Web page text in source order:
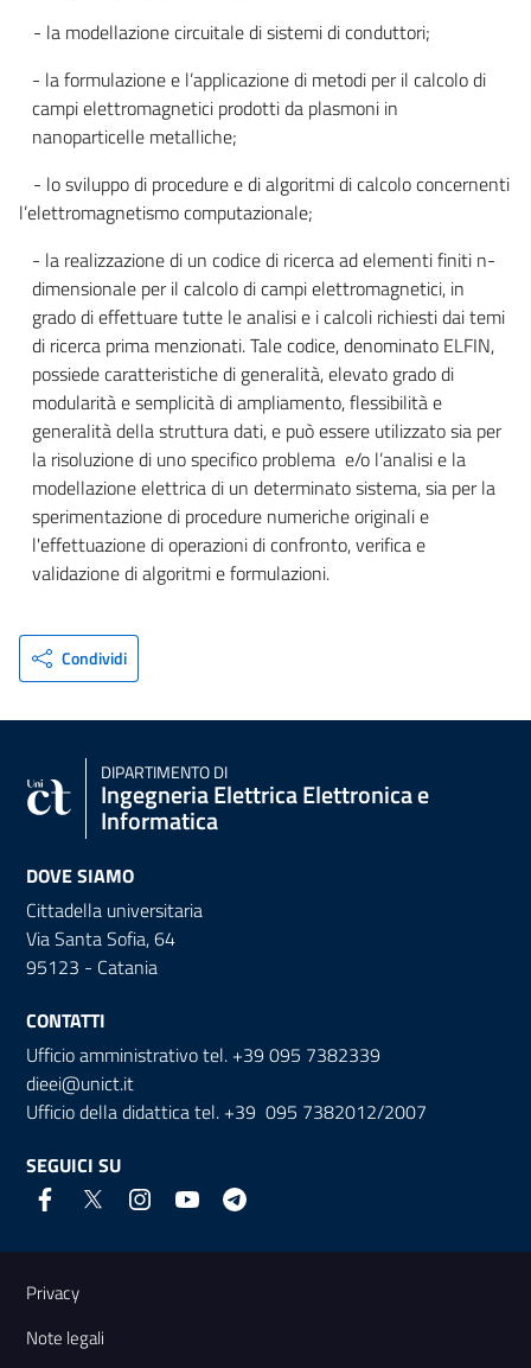
- la modellazione circuitale di sistemi di conduttori;
- la formulazione e l’applicazione di metodi per il calcolo di
campi elettromagnetici prodotti da plasmoni in
nanoparticelle metalliche;
- lo sviluppo di procedure e di algoritmi di calcolo concernenti
l’elettromagnetismo computazionale;
- la realizzazione di un codice di ricerca ad elementi finiti n-
dimensionale per il calcolo di campi elettromagnetici, in
grado di effettuare tutte le analisi e i calcoli richiesti dai temi
di ricerca prima menzionati. Tale codice, denominato ELFIN,
possiede caratteristiche di generalità, elevato grado di
modularità e semplicità di ampliamento, flessibilità e
generalità della struttura dati, e può essere utilizzato sia per
la risoluzione di uno specifico problema e/o l’analisi e la
modellazione elettrica di un determinato sistema, sia per la
sperimentazione di procedure numeriche originali e
l'effettuazione di operazioni di confronto, verifica e
validazione di algoritmi e formulazioni.
Condividi
DIPARTIMENTO DI
Ingegneria Elettrica Elettronica e
Informatica
DOVE SIAMO
Cittadella universitaria
Via Santa Sofia, 64
95123 - Catania
CONTATTI
Ufficio amministrativo tel. +39 095 7382339
dieei@unict.it
Ufficio della didattica tel. +39 095 7382012/2007
SEGUICI SU
Link e informazioni utili
Privacy
Note legali